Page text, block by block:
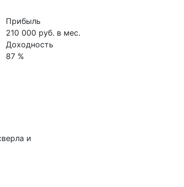
Прибыль
210 000 руб. в мес.
Доходность
87 %
и